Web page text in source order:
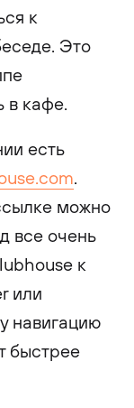
к
Это
в кафе.
есть
.
можно
все очень
к
или
навигацию
быстрее